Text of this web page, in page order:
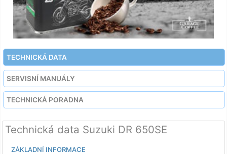
TECHNICKÁ DATA
SERVISNÍ MANUÁLY
TECHNICKÁ PORADNA
Technická data Suzuki DR 650SE
ZÁKLADNÍ INFORMACE